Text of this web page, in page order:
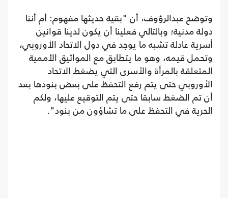
وتوضح عبدالرؤوف، أن "بقية حديثها مفهوم: أم أننا
دولة مدنية؛ وبالتالي فعلينا أن يكون لدينا قوانين
أسرية عادلة تشبه ما يوجد في دول الاتحاد الأوروبي،
وتحمل قيمه، وهو ما يتطابق مع المواثيق الأممية
المتعلقة بالمرأة والأسرى التي يضغط الاتحاد
الأوروبي حتى يتم رفع التحفظ على بعض بنودها بعد
أن تم الضغط سابقا حتى يتم التوقيع عليها، ولكم
الحرية في التحفظ على ما تشاؤون من بنود".